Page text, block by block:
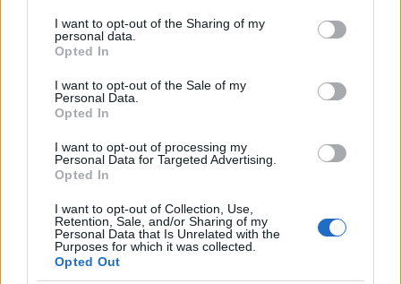
not limited to your visit or usage behaviour. You may click to
grant or deny consent to Google and its third-party tags to
use your data for below specified purposes in below Google
consent section.
I want to opt-out of the Sharing of my
personal data.
Opted In
I want to opt-out of the Sale of my
Personal Data.
Opted In
I want to opt-out of processing my
Personal Data for Targeted Advertising.
Opted In
I want to opt-out of Collection, Use,
Retention, Sale, and/or Sharing of my
Personal Data that Is Unrelated with the
Purposes for which it was collected.
Opted Out
Varianti leggere e senza lattosio
Per alleggerire, si può ridurre il
su 1 litro) e aumentare la cottura per stabilizzare
l’addensamento, oppure sostituire parte del burro
latte parzialmente scremato mantenendo le stesse
proporzioni di farina per non sacrificare la tenuta.
Un pizzico di noce moscata e sale marino fine